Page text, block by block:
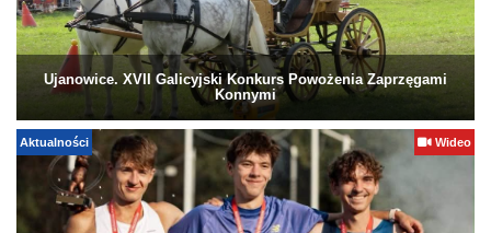
Ujanowice. XVII Galicyjski Konkurs Powożenia Zaprzęgami
Konnymi
Aktualności Wideo